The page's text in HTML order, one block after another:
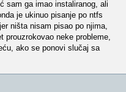
sam ga imao instaliranog, ali
je ukinuo pisanje po ntfs
ništa nisam pisao po njima,
prouzrokovao neke probleme,
ako se ponovi slučaj sa